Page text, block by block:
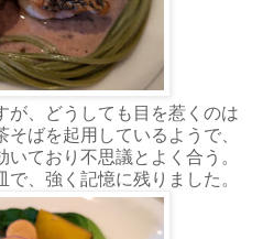
が、どうしても目を惹くのは
ばを起用しているようで、
ており不思議とよく合う。
、強く記憶に残りました。